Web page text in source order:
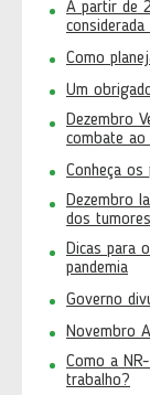
A partir de
Como
Um
Dezembro
combate ao
Conheça
Dezembro
dos
Dicas para
pandemia
Governo
Novembro
Como a
trabalho?